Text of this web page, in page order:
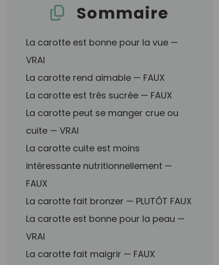
Sommaire
La carotte est bonne pour la vue —
VRAI
La carotte rend aimable — FAUX
La carotte est très sucrée — FAUX
La carotte peut se manger crue ou
cuite — VRAI
La carotte cuite est moins
intéressante nutritionnellement —
FAUX
La carotte fait bronzer — PLUTÔT FAUX
La carotte est bonne pour la peau —
VRAI
La carotte fait maigrir — FAUX